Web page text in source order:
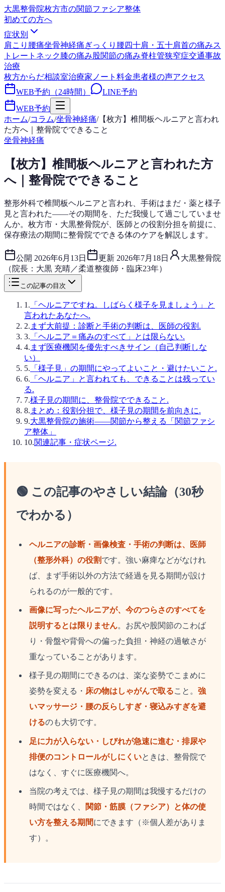
大黒整骨院枚方市の関節ファシア整体
初めての方へ
症状別
肩こり 腰痛坐骨神経痛ぎっくり腰四十肩・五十肩首の痛みス
トレートネック膝の痛み股関節の痛み脊柱管狭窄症交通事故
治療
枚方からだ相談室治療家ノート 料金患者様の声アクセス
WEB予約（24時間）
LINE予約
WEB予約
ホーム/コラム/坐骨神経痛/【枚方】椎間板ヘルニアと言われ
た方へ｜整骨院でできること
坐骨神経痛
【枚方】椎間板ヘルニアと言われた方
へ｜整骨院でできること
整形外科で椎間板ヘルニアと言われ、手術はまだ・薬と様子
見と言われた——その期間を、ただ我慢して過ごしていませ
んか。枚方市・大黒整骨院が、医師との役割分担を前提に、
保存療法の期間に整骨院でできる体のケアを解説します。
公開 2026年6月13日 更新 2026年7月18日
大黒整骨院
（院長：大黒 充晴／柔道整復師・臨床23年）
この記事の目次
1 . 「ヘルニアですね。しばらく様子を見ましょう」と
言われたあなたへ.
2. まず大前提：診断と手術の判断は、医師の役割.
3. 「ヘルニア＝痛みのすべて」とは限らない.
4. まず医療機関を優先すべきサイン（自己判断しな
い）
5. 「様子見」の期間にやってよいこと・避けたいこと.
6. 「ヘルニア」と言われても、できることは残ってい
る.
7.様子見の期間に、整骨院でできること.
8. まとめ：役割分担で、様子見の期間を前向きに.
9.大黒整骨院の施術——関節から整える「関節ファシ
ア整体」
10.関連記事・症状ページ.
🟢 この記事のやさしい結論（30秒
でわかる）
ヘルニアの診断・画像検査・手術の判断は、医師
（整形外科）の役割です。強い麻痺などがなけれ
ば、まず手術以外の方法で経過を見る期間が設け
られるのが一般的です。
画像に写ったヘルニアが、今のつらさのすべてを
説明するとは限りません。お尻や股関節のこわば
り・骨盤や背骨への偏った負担・神経の過敏さが
重なっていることがあります。
様子見の期間にできるのは、楽な姿勢でこまめに
姿勢を変える・ 床の物はしゃがんで取ること。 強
いマッサージ・腰の反らしすぎ・寝込みすぎを避
けるのも大切です。
足に力が入らない・しびれが急速に進む・排尿や
排便のコントロールがしにくいときは、整骨院で
はなく、すぐに医療機関へ。
当院の考えでは、様子見の期間は我慢するだけの
時間ではなく、
関節・筋膜（ファシア）と体の使
い方を整える期間にできます（※個人差がありま
す）。